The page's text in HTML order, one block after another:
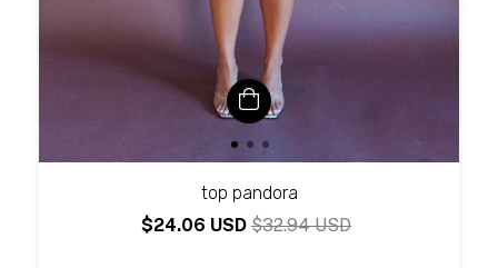
top pandora
$24.06 USD $32.94 USD